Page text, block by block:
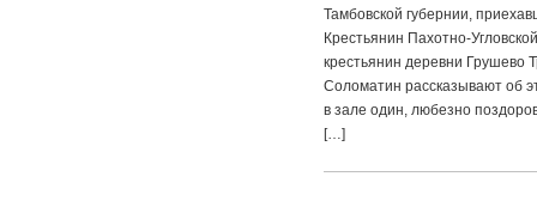
Тамбовской губернии,
Крестьянин Пахотно-
крестьянин деревни Грушево
Соломатин рассказывают об
в зале один, любезно
[…]